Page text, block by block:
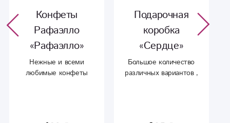
Конфеты
Рафаэлло
«Рафаэлло»
Нежные и всеми
любимые конфеты
Подарочная
коробка
«Сердце»
Большое количество
различных вариантов ,